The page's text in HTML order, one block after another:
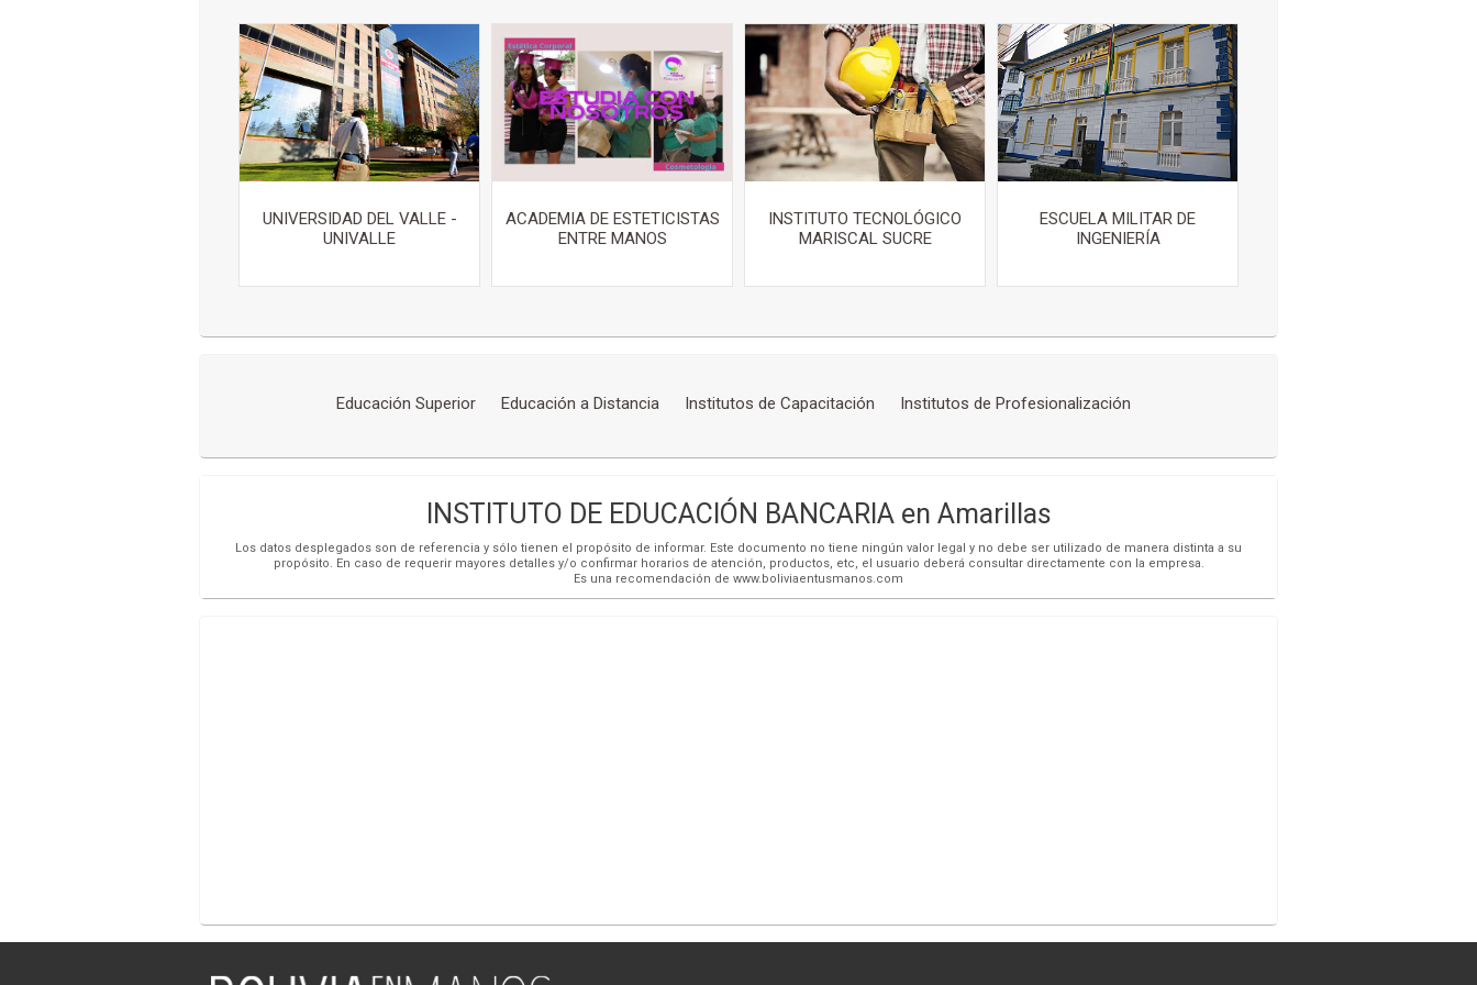
UNIVERSIDAD DEL VALLE -
UNIVALLE
ACADEMIA DE ESTETICISTAS
ENTRE MANOS
INSTITUTO TECNOLÓGICO
MARISCAL SUCRE
ESCUELA MILITAR DE
INGENIERÍA
Educación Superior Educación a Distancia Institutos de Capacitación Institutos de Profesionalización
INSTITUTO DE EDUCACIÓN BANCARIA en Amarillas
Los datos desplegados son de referencia y sólo tienen el propósito de informar. Este documento no tiene ningún valor legal y no debe ser utilizado de manera distinta a su
propósito. En caso de requerir mayores detalles y/o confirmar horarios de atención, productos, etc, el usuario deberá consultar directamente con la empresa.
Es una recomendación de www.boliviaentusmanos.com